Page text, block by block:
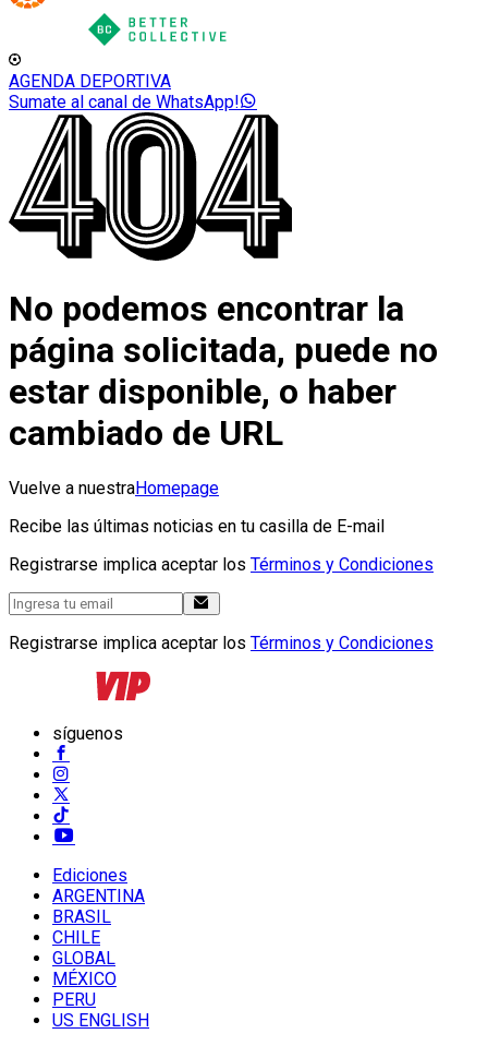
AGENDA DEPORTIVA
Sumate al canal de WhatsApp!
No podemos encontrar la
página solicitada, puede no
estar disponible, o haber
cambiado de URL
Vuelve a nuestraHomepage
Recibe las últimas noticias en tu casilla de E-mail
Registrarse implica aceptar los Términos y Condiciones
Registrarse implica aceptar los Términos y Condiciones
síguenos
Ediciones
ARGENTINA
BRASIL
CHILE
GLOBAL
MÉXICO
PERU
US ENGLISH